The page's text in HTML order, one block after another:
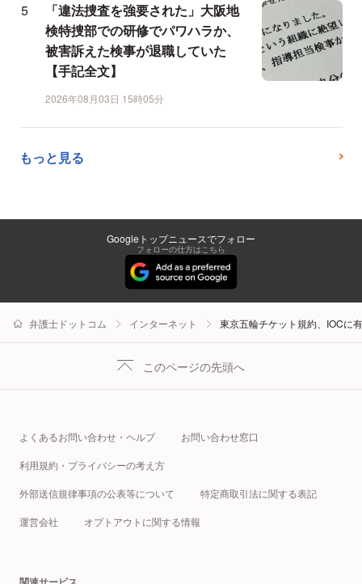
「違法捜査を強要された」大阪地
検特捜部での研修でパワハラか、
被害訴えた検事が退職していた
【手記全文】
2026年08月03日 15時05分
もっと見る
Googleトップニュースでフォロー
フォローの仕方はこちら
弁護士ドットコム インターネット 東京五輪チケット規約、IOCに
このページの先頭へ
よくあるお問い合わせ・ヘルプ お問い合わせ窓口
利用規約・プライバシーの考え方
外部送信規律事項の公表等について 特定商取引法に関する表記
運営会社 オプトアウトに関する情報